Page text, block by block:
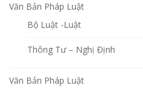
Văn Bản Pháp Luật
Bộ Luật -Luật
Thông Tư – Nghị Định
Văn Bản Pháp Luật